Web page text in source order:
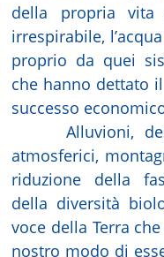
della propria vita
irrespirabile,
proprio da quei
che hanno dettato
successo
Alluvioni,
atmosferici,
riduzione della
della diversità
voce della Terra
nostro modo di